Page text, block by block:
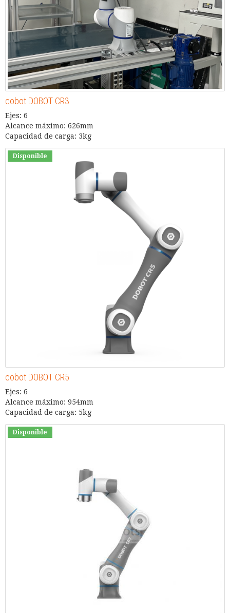
cobot DOBOT CR3
Ejes: 6
Alcance máximo: 626mm
Capacidad de carga: 3kg
Disponible
cobot DOBOT CR5
Ejes: 6
Alcance máximo: 954mm
Capacidad de carga: 5kg
Disponible